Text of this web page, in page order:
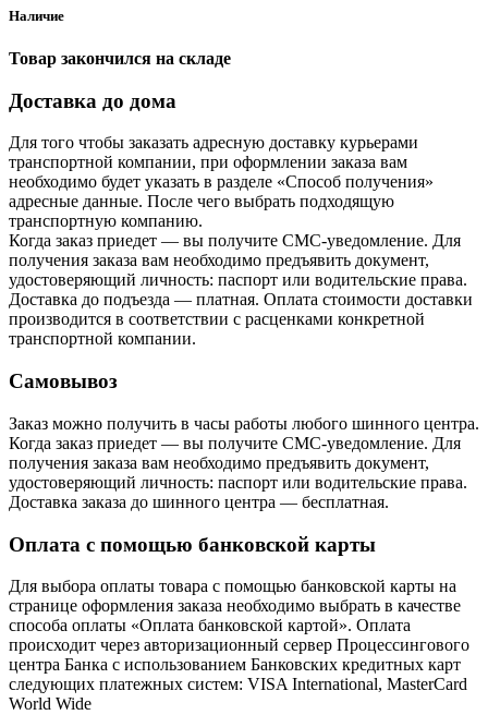
Наличие
Товар закончился на складе
Доставка до дома
Для того чтобы заказать адресную доставку курьерами
транспортной компании, при оформлении заказа вам
необходимо будет указать в разделе «Способ получения»
адресные данные. После чего выбрать подходящую
транспортную компанию.
Когда заказ приедет — вы получите СМС-уведомление. Для
получения заказа вам необходимо предъявить документ,
удостоверяющий личность: паспорт или водительские права.
Доставка до подъезда — платная. Оплата стоимости доставки
производится в соответствии с расценками конкретной
транспортной компании.
Самовывоз
Заказ можно получить в часы работы любого шинного центра.
Когда заказ приедет — вы получите СМС-уведомление. Для
получения заказа вам необходимо предъявить документ,
удостоверяющий личность: паспорт или водительские права.
Доставка заказа до шинного центра — бесплатная.
Оплата с помощью банковской карты
Для выбора оплаты товара с помощью банковской карты на
странице оформления заказа необходимо выбрать в качестве
способа оплаты «Оплата банковской картой». Оплата
происходит через авторизационный сервер Процессингового
центра Банка с использованием Банковских кредитных карт
следующих платежных систем: VISA International, MasterCard
World Wide